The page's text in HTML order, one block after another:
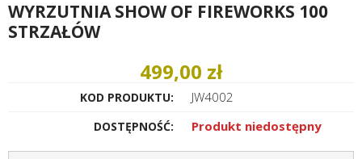
WYRZUTNIA SHOW OF FIREWORKS 100
STRZAŁÓW
499,00 zł
KOD PRODUKTU: JW4002
DOSTĘPNOŚĆ: Produkt niedostępny